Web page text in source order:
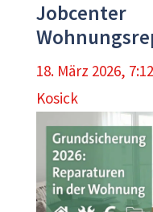
Jobcenter
18. März 2026,
Kosick